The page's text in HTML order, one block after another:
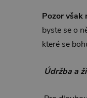
Pozor však
byste se o
které se
Údržba a